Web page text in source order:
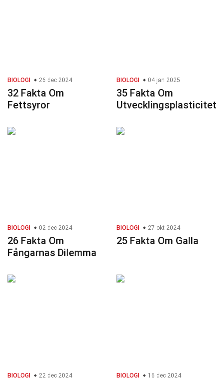
BIOLOGI 26 dec 2024
32 Fakta Om
Fettsyror
BIOLOGI 04 jan 2025
35 Fakta Om
Utvecklingsplasticitet
BIOLOGI 02 dec 2024
26 Fakta Om
Fångarnas Dilemma
BIOLOGI 27 okt 2024
25 Fakta Om Galla
BIOLOGI 22 dec 2024 BIOLOGI 16 dec 2024